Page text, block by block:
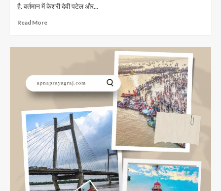
है. वर्तमान में केशरी देवी पटेल और...
Read MoreRead
जब
चुने
गए
एक
पार्टी
के
3
सांसद